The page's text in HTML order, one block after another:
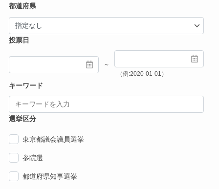
都道府県
投票日
～
（例:2020-01-01）
キーワード
選挙区分
東京都議会議員選挙
参院選
都道府県知事選挙